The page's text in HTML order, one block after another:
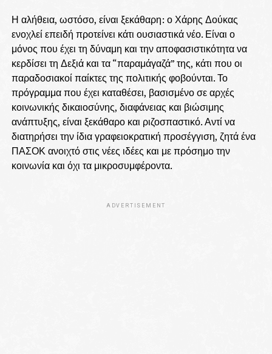
Η αλήθεια, ωστόσο, είναι ξεκάθαρη: ο Χάρης Δούκας
ενοχλεί επειδή προτείνει κάτι ουσιαστικά νέο. Είναι ο
μόνος που έχει τη δύναμη και την αποφασιστικότητα να
κερδίσει τη Δεξιά και τα “παραμάγαζά” της, κάτι που οι
παραδοσιακοί παίκτες της πολιτικής φοβούνται. Το
πρόγραμμα που έχει καταθέσει, βασισμένο σε αρχές
κοινωνικής δικαιοσύνης, διαφάνειας και βιώσιμης
ανάπτυξης, είναι ξεκάθαρο και ριζοσπαστικό. Αντί να
διατηρήσει την ίδια γραφειοκρατική προσέγγιση, ζητά ένα
ΠΑΣΟΚ ανοιχτό στις νέες ιδέες και με πρόσημο την
κοινωνία και όχι τα μικροσυμφέροντα.
ADVERTISEMENT